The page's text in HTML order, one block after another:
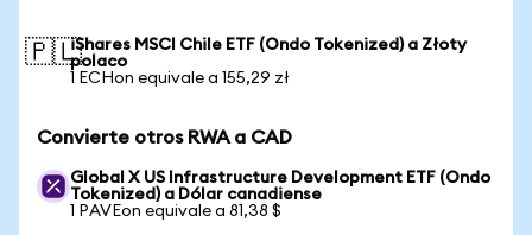
🇵🇱iShares MSCI Chile ETF (Ondo Tokenized) a Złoty
polaco
1 ECHon equivale a 155,29 zł
Convierte otros RWA a CAD
Global X US Infrastructure Development ETF (Ondo
Tokenized) a Dólar canadiense
1 PAVEon equivale a 81,38 $